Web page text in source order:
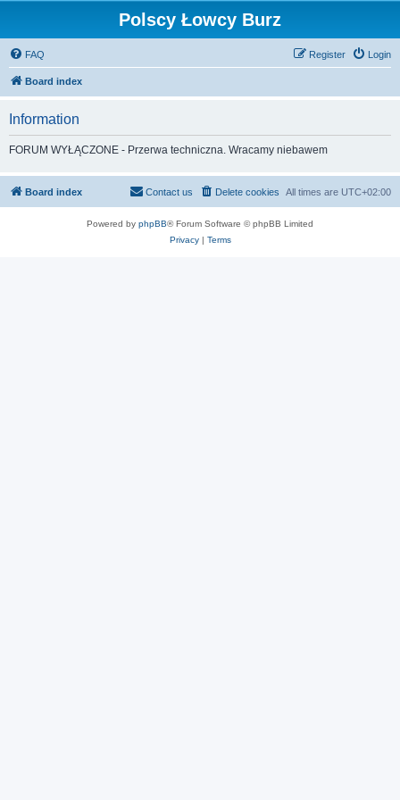
Polscy Łowcy Burz
FAQ Login
Register
Board index
Information
FORUM WYŁĄCZONE - Przerwa techniczna. Wracamy niebawem
Board index All times are UTC+02:00
Delete cookies
Contact us
Powered by phpBB® Forum Software © phpBB Limited
Privacy| Terms